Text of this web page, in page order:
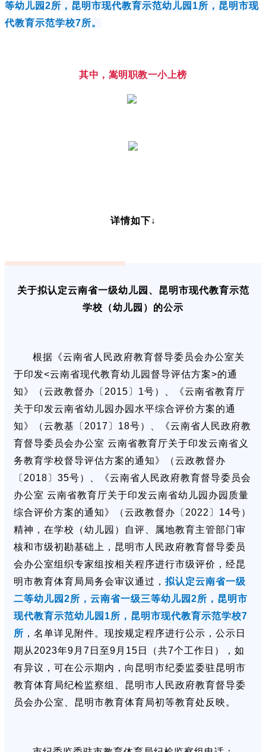
等幼儿园2所，昆明市现代教育示范幼儿园1所，昆明市现
代教育示范学校7所。
其中， 嵩明职教一小上榜
详情如下↓
关于拟认定云南省一级幼儿园、昆明市现代教育示范
学校（幼儿园）的公示
根据《云南省人民政府教育督导委员会办公室关
于印发<云南省现代教育幼儿园督导评估方案>的通
知》（云政教督办〔2015〕1号）、《云南省教育厅
关于印发云南省幼儿园办园水平综合评价方案的通
知》（云教基〔2017〕18号）、《云南省人民政府教
育督导委员会办公室 云南省教育厅关于印发云南省义
务教育学校督导评估方案的通知》（云政教督办
〔2018〕35号）、《云南省人民政府教育督导委员会
办公室 云南省教育厅关于印发云南省幼儿园办园质量
综合评价方案的通知》（云政教督办〔2022〕14号）
精神，在学校（幼儿园）自评、属地教育主管部门审
核和市级初勘基础上，昆明市人民政府教育督导委员
会办公室组织专家组按相关程序进行市级评价，经昆
明市教育体育局局务会审议通过， 拟认定云南省一级
二等幼儿园2所，云南省一级三等幼儿园2所，昆明市
现代教育示范幼儿园1所，昆明市现代教育示范学校7
所 ，名单详见附件。现按规定程序进行公示，公示日
期从2023年9月7日至9月15日（共7个工作日），如
有异议，可在公示期内，向昆明市纪委监委驻昆明市
教育体育局纪检监察组、昆明市人民政府教育督导委
员会办公室、昆明市教育体育局初等教育处反映。